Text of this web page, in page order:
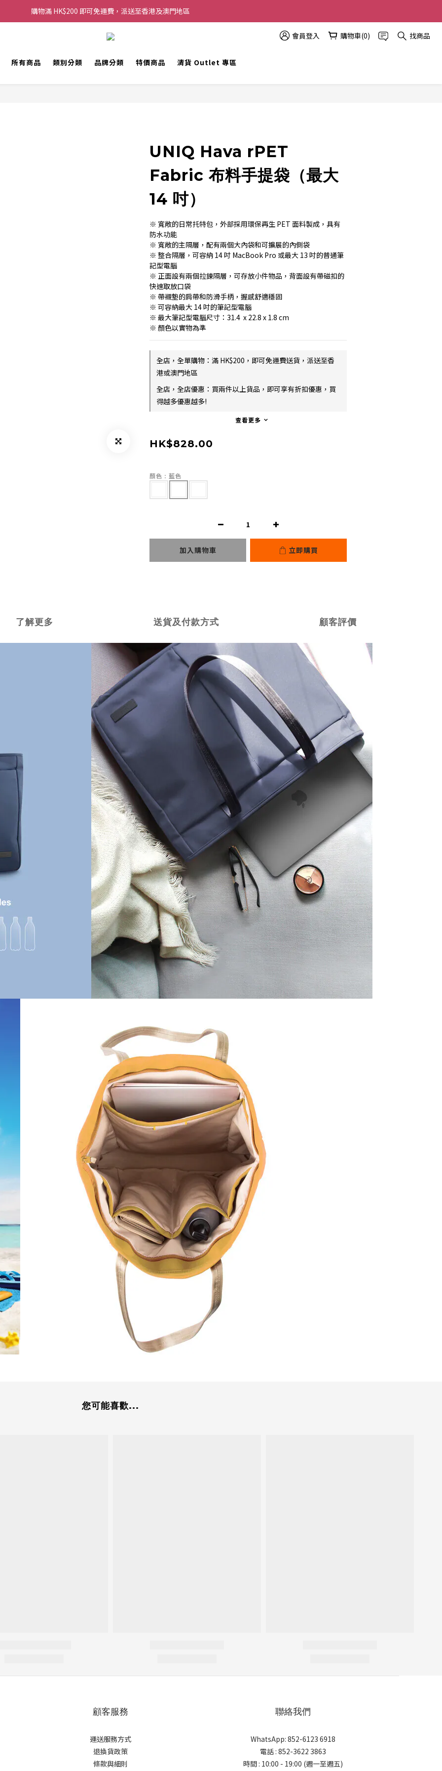
購物滿 HK$200 即可免運費，派送至香港及澳門地區
購物滿 HK$200 即可免運費，派送至香港及澳門地區
滿 HK$250，以轉數快或八達通方式付款，額外再減 HK$10，買得越多優惠越多! 會員登入 購物車(0) 找商品
所有商品 類別分類 品牌分類 特價商品 清貨 Outlet 專區
UNIQ Hava rPET
Fabric 布料手提袋（最大
14 吋）
※ 寬敞的日常托特包，外部採用環保再生 PET 面料製成，具有
防水功能
※ 寬敞的主隔層，配有兩個大內袋和可擴展的內側袋
※ 整合隔層，可容納 14 吋 MacBook Pro 或最大 13 吋的普通筆
記型電腦
※ 正面設有兩個拉鍊隔層，可存放小件物品，背面設有帶磁扣的
快速取放口袋
※ 帶襯墊的肩帶和防滑手柄，握感舒適穩固
※ 可容納最大 14 吋的筆記型電腦
※ 最大筆記型電腦尺寸：31.4  x 22.8 x 1.8 cm
※ 顏色以實物為準
全店，全單購物：滿 HK$200，即可免運費送貨，派送至香
港或澳門地區
全店，全店優惠：買兩件以上貨品，即可享有折扣優惠，買
得越多優惠越多!
查看更多
HK$828.00
顏色 : 藍色
加入購物車 立即購買
了解更多 送貨及付款方式 顧客評價
您可能喜歡...
顧客服務
運送服務方式
退換貨政策
條款與細則
聯絡我們
WhatsApp: 852-6123 6918
電話 : 852-3622 3863
時間 : 10:00 - 19:00 (週一至週五)